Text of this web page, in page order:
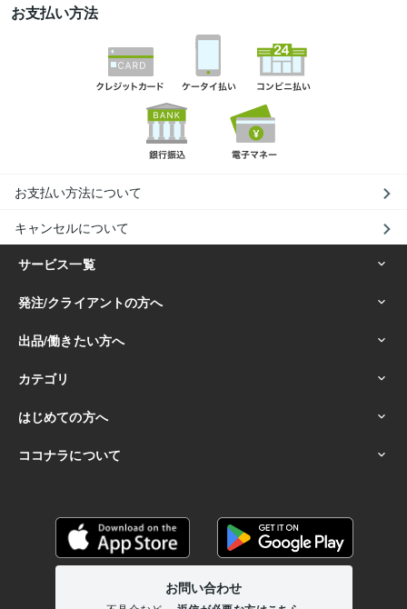
お支払い方法
お支払い方法について
キャンセルについて